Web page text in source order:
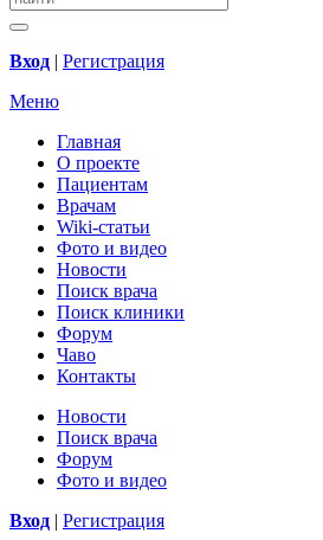
Вход | Регистрация
Меню
Главная
О проекте
Пациентам
Врачам
Wiki-статьи
Фото и видео
Новости
Поиск врача
Поиск клиники
Форум
Чаво
Контакты
Новости
Поиск врача
Форум
Фото и видео
Вход | Регистрация